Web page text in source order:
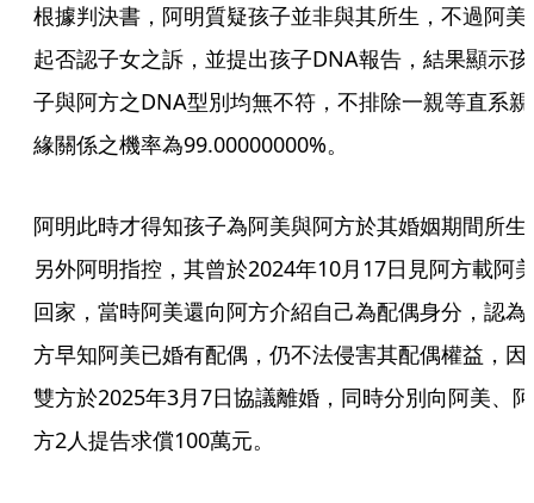
根據判決書，阿明質疑孩子並非與其所生，不過阿美
起否認子女之訴，並提出孩子DNA報告，結果顯示孩
子與阿方之DNA型別均無不符，不排除一親等直系親
緣關係之機率為99.00000000%。
阿明此時才得知孩子為阿美與阿方於其婚姻期間所生
另外阿明指控，其曾於2024年10月17日見阿方載阿
回家，當時阿美還向阿方介紹自己為配偶身分，認為
方早知阿美已婚有配偶，仍不法侵害其配偶權益，因
雙方於2025年3月7日協議離婚，同時分別向阿美、阿
方2人提告求償100萬元。